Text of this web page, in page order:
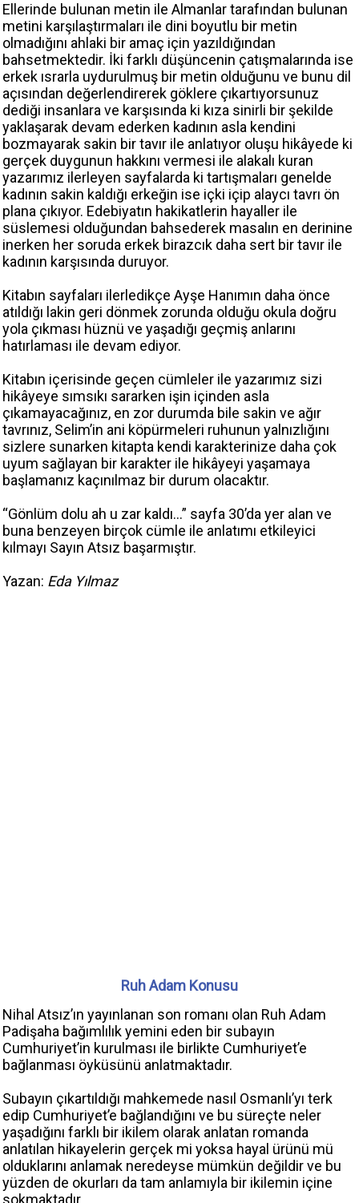
Ellerinde bulunan metin ile Almanlar tarafından bulunan
metini karşılaştırmaları ile dini boyutlu bir metin
olmadığını ahlaki bir amaç için yazıldığından
bahsetmektedir. İki farklı düşüncenin çatışmalarında ise
erkek ısrarla uydurulmuş bir metin olduğunu ve bunu dil
açısından değerlendirerek göklere çıkartıyorsunuz
dediği insanlara ve karşısında ki kıza sinirli bir şekilde
yaklaşarak devam ederken kadının asla kendini
bozmayarak sakin bir tavır ile anlatıyor oluşu hikâyede ki
gerçek duygunun hakkını vermesi ile alakalı kuran
yazarımız ilerleyen sayfalarda ki tartışmaları genelde
kadının sakin kaldığı erkeğin ise içki içip alaycı tavrı ön
plana çıkıyor. Edebiyatın hakikatlerin hayaller ile
süslemesi olduğundan bahsederek masalın en derinine
inerken her soruda erkek birazcık daha sert bir tavır ile
kadının karşısında duruyor.
Kitabın sayfaları ilerledikçe Ayşe Hanımın daha önce
atıldığı lakin geri dönmek zorunda olduğu okula doğru
yola çıkması hüznü ve yaşadığı geçmiş anlarını
hatırlaması ile devam ediyor.
Kitabın içerisinde geçen cümleler ile yazarımız sizi
hikâyeye sımsıkı sararken işin içinden asla
çıkamayacağınız, en zor durumda bile sakin ve ağır
tavrınız, Selim’in ani köpürmeleri ruhunun yalnızlığını
sizlere sunarken kitapta kendi karakterinize daha çok
uyum sağlayan bir karakter ile hikâyeyi yaşamaya
başlamanız kaçınılmaz bir durum olacaktır.
“Gönlüm dolu ah u zar kaldı…” sayfa 30’da yer alan ve
buna benzeyen birçok cümle ile anlatımı etkileyici
kılmayı Sayın Atsız başarmıştır.
Yazan: Eda Yılmaz
Ruh Adam Konusu
Nihal Atsız’ın yayınlanan son romanı olan Ruh Adam
Padişaha bağımlılık yemini eden bir subayın
Cumhuriyet’in kurulması ile birlikte Cumhuriyet’e
bağlanması öyküsünü anlatmaktadır.
Subayın çıkartıldığı mahkemede nasıl Osmanlı’yı terk
edip Cumhuriyet’e bağlandığını ve bu süreçte neler
yaşadığını farklı bir ikilem olarak anlatan romanda
anlatılan hikayelerin gerçek mi yoksa hayal ürünü mü
olduklarını anlamak neredeyse mümkün değildir ve bu
yüzden de okurları da tam anlamıyla bir ikilemin içine
sokmaktadır.